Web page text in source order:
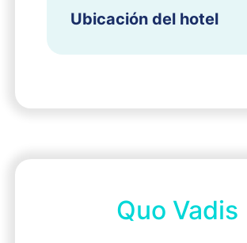
Ubicación del hotel
Quo Vadis